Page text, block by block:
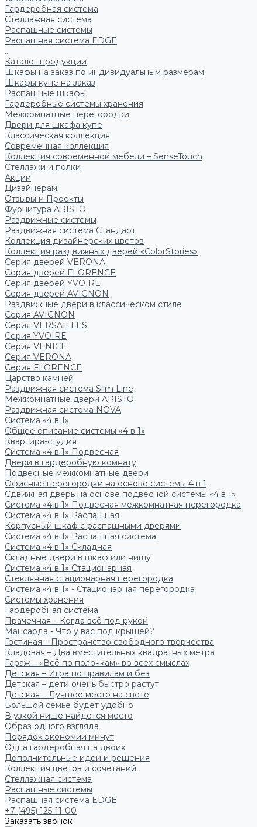
Гардеробная система
Стеллажная система
Распашные системы
Распашная система EDGE
...
Каталог продукции
Шкафы на заказ по индивидуальным размерам
Шкафы купе на заказ
Распашные шкафы
Гардеробные системы хранения
Межкомнатные перегородки
Двери для шкафа купе
Классическая коллекция
Современная коллекция
Коллекция современной мебели – SenseTouch
Стеллажи и полки
Акции
Дизайнерам
Отзывы и Проекты
Фурнитура ARISTO
Раздвижные системы
Раздвижная система Стандарт
Коллекция дизайнерских цветов
Коллекция раздвижных дверей «ColorStories»
Серия дверей VERONA
Серия дверей FLORENCE
Серия дверей YVOIRE
Серия дверей AVIGNON
Раздвижные двери в классическом стиле
Серия AVIGNON
Серия VERSAILLES
Серия YVOIRE
Серия VENICE
Серия VERONA
Серия FLORENCE
Царство камней
Раздвижная система Slim Line
Межкомнатные двери ARISTO
Раздвижная система NOVA
Система «4 в 1»
Общее описание системы «4 в 1»
Квартира-студия
Система «4 в 1» Подвесная
Двери в гардеробную комнату
Подвесные межкомнатные двери
Офисные перегородки на основе системы 4 в 1
Сдвижная дверь на основе подвесной системы «4 в 1»
Система «4 в 1» Подвесная межкомнатная перегородка
Система «4 в 1» Распашная
Корпусный шкаф с распашными дверями
Система «4 в 1» Распашная система
Система «4 в 1» Складная
Складные двери в шкаф или нишу
Система «4 в 1» Стационарная
Стеклянная стационарная перегородка
Система «4 в 1» - Стационарная перегородка
Системы хранения
Гардеробная система
Прачечная – Когда всё под рукой
Мансарда - Что у вас под крышей?
Гостиная – Пространство свободного творчества
Кладовая – Два вместительных квадратных метра
Гараж – «Всё по полочкам» во всех смыслах
Детская – Игра по правилам и без
Детская – дети очень быстро растут
Детская – Лучшее место на свете
Большой семье будет удобно
В узкой нише найдется место
Образ одного взгляда
Порядок экономии минут
Одна гардеробная на двоих
Дополнительные идеи и решения
Коллекция цветов и сочетаний
Стеллажная система
Распашные системы
Распашная система EDGE
+7 (495) 125-11-00
Заказать звонок